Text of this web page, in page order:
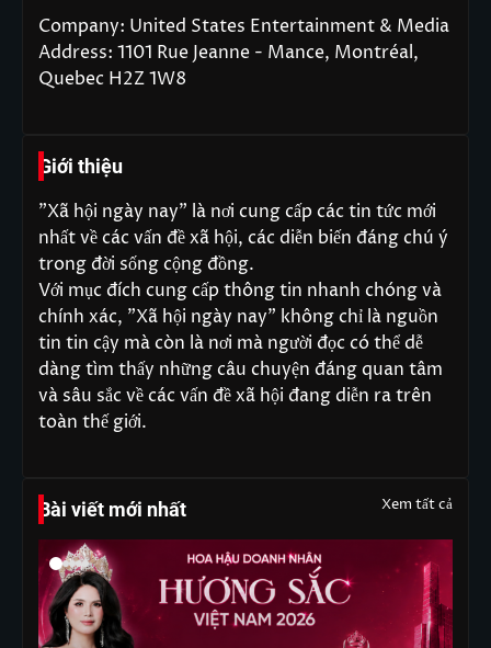
Company: United States Entertainment & Media
Address: 1101 Rue Jeanne - Mance, Montréal,
Quebec H2Z 1W8
Giới thiệu
"Xã hội ngày nay" là nơi cung cấp các tin tức mới
nhất về các vấn đề xã hội, các diễn biến đáng chú ý
trong đời sống cộng đồng.
Với mục đích cung cấp thông tin nhanh chóng và
chính xác, "Xã hội ngày nay" không chỉ là nguồn
tin tin cậy mà còn là nơi mà người đọc có thể dễ
dàng tìm thấy những câu chuyện đáng quan tâm
và sâu sắc về các vấn đề xã hội đang diễn ra trên
toàn thế giới.
Bài viết mới nhất Xem tất cả